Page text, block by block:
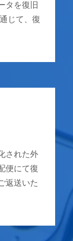
タを復旧
じて、復
された外
便にて復
返送いた